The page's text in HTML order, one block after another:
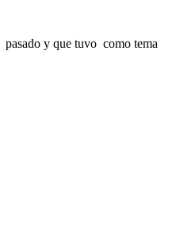
y que tuvo como tema